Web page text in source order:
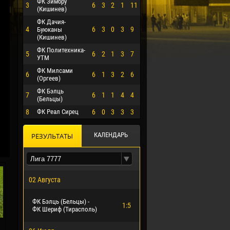
3
(Кишинев)
6 3 2 1 11
4
ФК Дачия-
Буюканы
(Кишинев)
6 3 0 3 9
5
ФК Политехника-
УТМ
6 2 1 3 7
6
ФК Милсами
(Оргеев)
6 1 3 2 6
7
ФК Бэлць
(Бельцы)
6 1 1 4 4
8 ФК Реал Сирец 6 0 3 3 3
РЕЗУЛЬТАТЫ КАЛЕНДАРЬ
02 Августа
ФК Бэлць (Бельцы) -
ФК Шериф (Тирасполь)
1:5